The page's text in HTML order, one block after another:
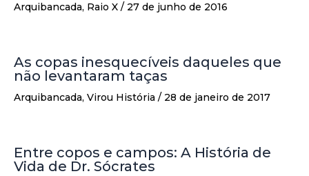
Arquibancada, Raio X / 27 de junho de 2016
As copas inesquecíveis daqueles que
não levantaram taças
Arquibancada, Virou História / 28 de janeiro de 2017
Entre copos e campos: A História de
Vida de Dr. Sócrates